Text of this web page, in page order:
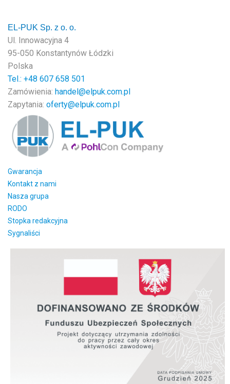
EL-PUK Sp. z o. o.
Ul. Innowacyjna 4
95-050 Konstantynów Łódzki
Polska
Tel.: +48 607 658 501
Zamówienia: handel@elpuk.com.pl
Zapytania: oferty@elpuk.com.pl
Gwarancja
Kontakt z nami
Nasza grupa
RODO
Stopka redakcyjna
Sygnaliści